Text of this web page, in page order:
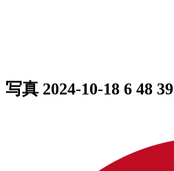
写真 2024-10-18 6 48 39